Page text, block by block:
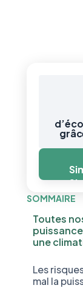
SOMMAIRE
Toutes
une
Les
mal la